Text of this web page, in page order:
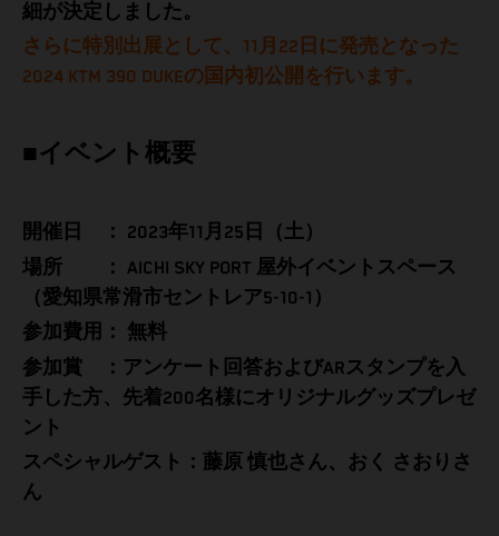
細が決定しました。
さらに特別出展として、11月22日に発売となった
2024 KTM 390 DUKEの国内初公開を行います。
■イベント概要
開催日 ： 2023年11月25日（土）
場所 ： AICHI SKY PORT 屋外イベントスペース
（愛知県常滑市セントレア5-10-1）
参加費用： 無料
参加賞 ：アンケート回答およびARスタンプを入
手した方、先着200名様にオリジナルグッズプレゼ
ント
スペシャルゲスト：藤原 慎也さん、おく さおりさ
ん